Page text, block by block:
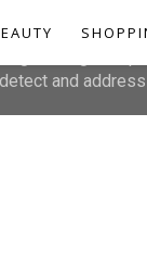
from Google
and